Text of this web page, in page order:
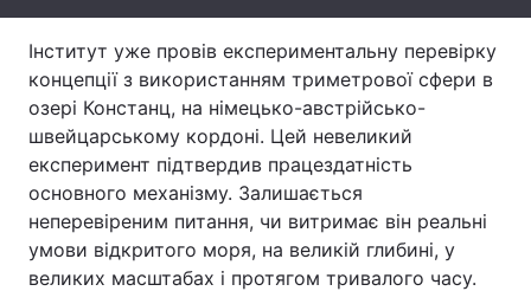
Інститут уже провів експериментальну перевірку
концепції з використанням триметрової сфери в
озері Констанц, на німецько-австрійсько-
швейцарському кордоні. Цей невеликий
експеримент підтвердив працездатність
основного механізму. Залишається
неперевіреним питання, чи витримає він реальні
умови відкритого моря, на великій глибині, у
великих масштабах і протягом тривалого часу.